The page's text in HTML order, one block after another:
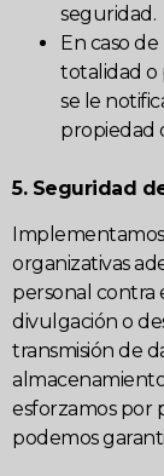
seguridad.
En caso
totalidad o
se le
propiedad
5. Seguridad
organizativas
personal contra
divulgación o
transmisión de
esforzamos por
podemos